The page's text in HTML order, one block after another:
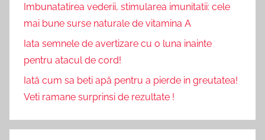
Imbunatatirea vederii, stimularea imunitatii: cele
mai bune surse naturale de vitamina A
Iata semnele de avertizare cu o luna inainte
pentru atacul de cord!
Iată cum sa beti apă pentru a pierde in greutatea!
Veti ramane surprinsi de rezultate !